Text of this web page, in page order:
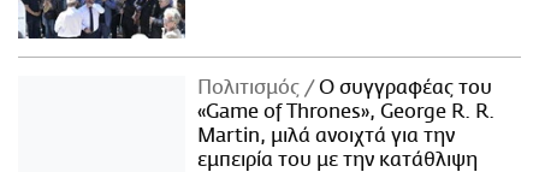
Πολιτισμός
Ο συγγραφέας του
«Game of Thrones», George R. R.
Martin, μιλά ανοιχτά για την
εμπειρία του με την κατάθλιψη